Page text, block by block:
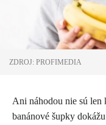
ZDROJ: PROFIMEDIA
Ani náhodou nie sú len
banánové šupky